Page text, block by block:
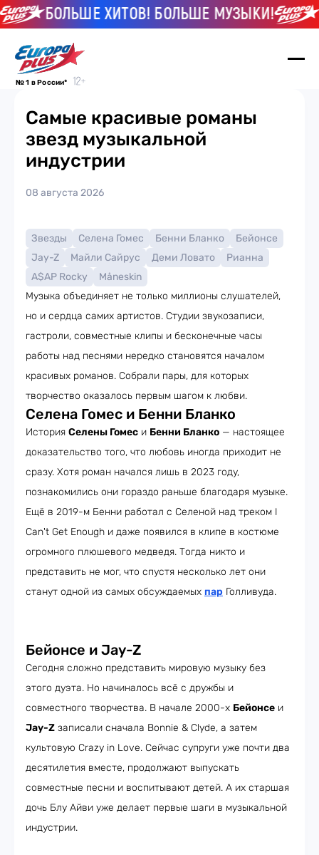
БОЛЬШЕ ХИТОВ! БОЛЬШЕ МУЗЫКИ!
№ 1 в России*
Самые красивые романы
звезд музыкальной
индустрии
08 августа 2026
Звезды Селена Гомес Бенни Бланко
Бейонсе
Jay-Z
Майли Сайрус Деми Ловато
Рианна
A$AP Rocky
Måneskin
Музыка объединяет не только миллионы слушателей,
но и сердца самих артистов. Студии звукозаписи,
гастроли, совместные клипы и бесконечные часы
работы над песнями нередко становятся началом
красивых романов. Собрали пары, для которых
творчество оказалось первым шагом к любви.
Селена Гомес и Бенни Бланко
История Селены Гомес и Бенни Бланко — настоящее
доказательство того, что любовь иногда приходит не
сразу. Хотя роман начался лишь в 2023 году,
познакомились они гораздо раньше благодаря музыке.
Ещё в 2019-м Бенни работал с Селеной над треком I
Can't Get Enough и даже появился в клипе в костюме
огромного плюшевого медведя. Тогда никто и
представить не мог, что спустя несколько лет они
станут одной из самых обсуждаемых пар Голливуда.
Бейонсе и Jay-Z
Сегодня сложно представить мировую музыку без
этого дуэта. Но начиналось всё с дружбы и
совместного творчества. В начале 2000-х Бейонсе и
Jay-Z записали сначала Bonnie & Clyde, а затем
культовую Crazy in Love. Сейчас супруги уже почти два
десятилетия вместе, продолжают выпускать
совместные песни и воспитывают детей. А их старшая
дочь Блу Айви уже делает первые шаги в музыкальной
индустрии.